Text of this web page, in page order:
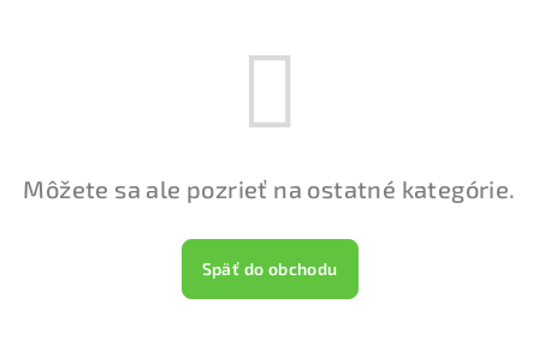
Môžete sa ale pozrieť na ostatné kategórie.
Späť do obchodu